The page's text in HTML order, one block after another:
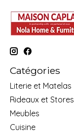
Catégories
Literie et Matelas
Rideaux et Stores
Meubles
Cuisine